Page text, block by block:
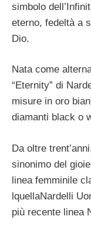
simbolo
eterno, fedeltà a
Dio.
Nata come
“Eternity” di
misure in oro
diamanti black o
Da oltre
sinonimo del
linea femminile
lquellaNardelli
più recente linea